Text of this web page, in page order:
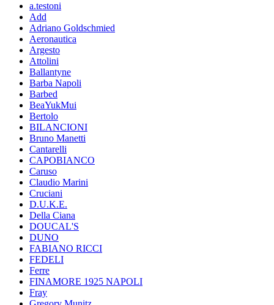
a.testoni
Add
Adriano Goldschmied
Aeronautica
Argesto
Attolini
Ballantyne
Barba Napoli
Barbed
BeaYukMui
Bertolo
BILANCIONI
Bruno Manetti
Cantarelli
CAPOBIANCO
Caruso
Claudio Marini
Cruciani
D.U.K.E.
Della Ciana
DOUCAL'S
DUNO
FABIANO RICCI
FEDELI
Ferre
FINAMORE 1925 NAPOLI
Fray